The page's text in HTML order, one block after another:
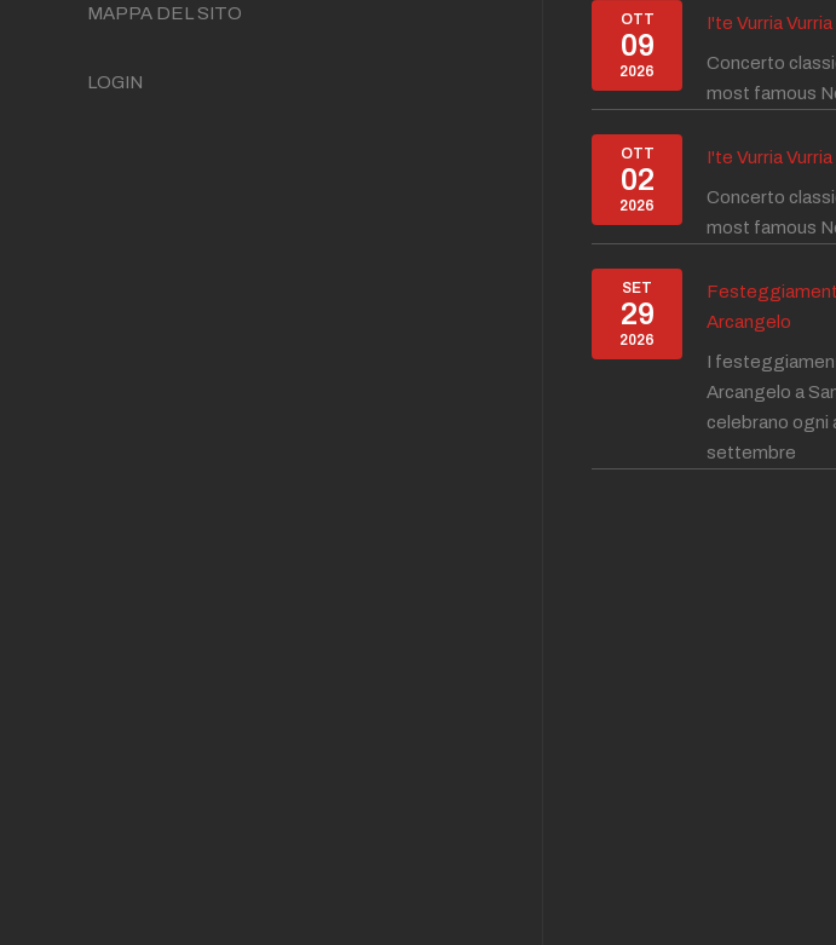
MAPPA DEL SITO
LOGIN
OTT
09
2026
I'te Vurria Vurria
Concerto
most famous
OTT
02
2026
I'te Vurria Vurria
Concerto
most famous
SET
29
2026
Arcangelo
I
Arcangelo a
celebrano ogni
settembre